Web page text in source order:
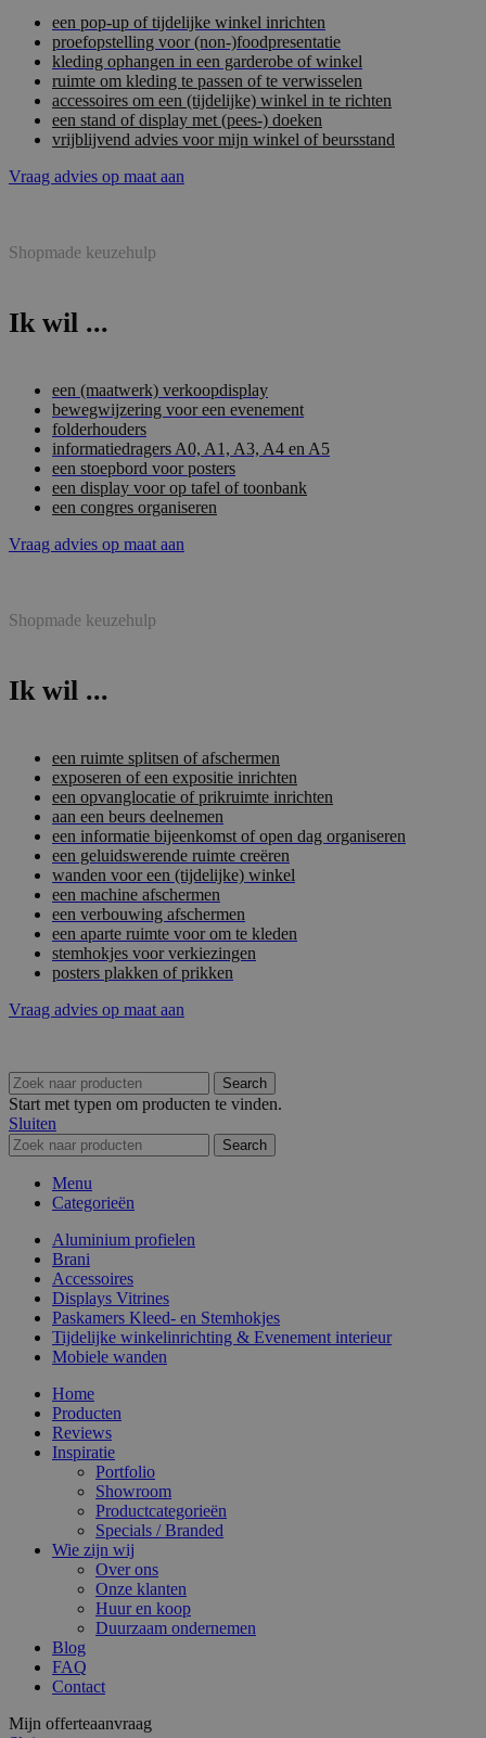
een pop-up of tijdelijke winkel inrichten
proefopstelling voor (non-)foodpresentatie
kleding ophangen in een garderobe of winkel
ruimte om kleding te passen of te verwisselen
accessoires om een (tijdelijke) winkel in te richten
een stand of display met (pees-) doeken
vrijblijvend advies voor mijn winkel of beursstand
Vraag advies op maat aan
Shopmade keuzehulp
Ik wil ...
een (maatwerk) verkoopdisplay
bewegwijzering voor een evenement
folderhouders
informatiedragers A0, A1, A3, A4 en A5
een stoepbord voor posters
een display voor op tafel of toonbank
een congres organiseren
Vraag advies op maat aan
Shopmade keuzehulp
Ik wil ...
een ruimte splitsen of afschermen
exposeren of een expositie inrichten
een opvanglocatie of prikruimte inrichten
aan een beurs deelnemen
een informatie bijeenkomst of open dag organiseren
een geluidswerende ruimte creëren
wanden voor een (tijdelijke) winkel
een machine afschermen
een verbouwing afschermen
een aparte ruimte voor om te kleden
stemhokjes voor verkiezingen
posters plakken of prikken
Vraag advies op maat aan
Search
Start met typen om producten te vinden.
Sluiten
Search
Menu
Categorieën
Aluminium profielen
Brani
Accessoires
Displays Vitrines
Paskamers Kleed- en Stemhokjes
Tijdelijke winkelinrichting & Evenement interieur
Mobiele wanden
Home
Producten
Reviews
Inspiratie
Portfolio
Showroom
Productcategorieën
Specials / Branded
Wie zijn wij
Over ons
Onze klanten
Huur en koop
Duurzaam ondernemen
Blog
FAQ
Contact
Mijn offerteaanvraag